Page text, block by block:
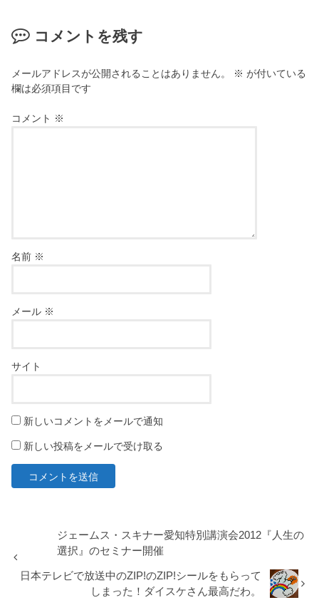
コメントを残す
メールアドレスが公開されることはありません。 ※ が付いている
欄は必須項目です
コメント ※
名前 ※
メール ※
サイト
新しいコメントをメールで通知
新しい投稿をメールで受け取る
ジェームス・スキナー愛知特別講演会2012『人生の
選択』のセミナー開催
日本テレビで放送中のZIP!のZIP!シールをもらって
しまった！ダイスケさん最高だわ。